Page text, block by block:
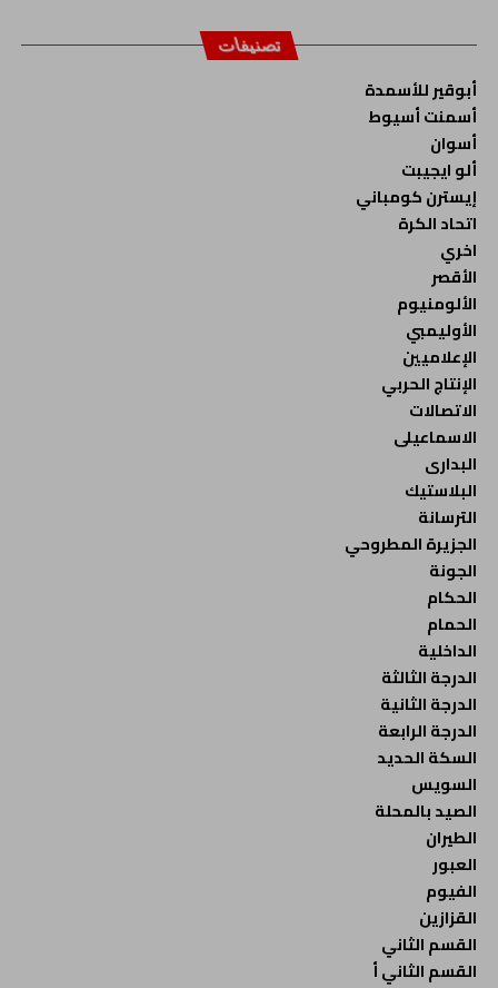
تصنيفات
أبوقير للأسمدة
أسمنت أسيوط
أسوان
ألو ايجيبت
إيسترن كومباني
اتحاد الكرة
اخري
الأقصر
الألومنيوم
الأوليمبي
الإعلاميين
الإنتاج الحربي
الاتصالات
الاسماعيلى
البدارى
البلاستيك
الترسانة
الجزيرة المطروحي
الجونة
الحكام
الحمام
الداخلية
الدرجة الثالثة
الدرجة الثانية
الدرجة الرابعة
السكة الحديد
السويس
الصيد بالمحلة
الطيران
العبور
الفيوم
القزازين
القسم الثاني
القسم الثاني أ